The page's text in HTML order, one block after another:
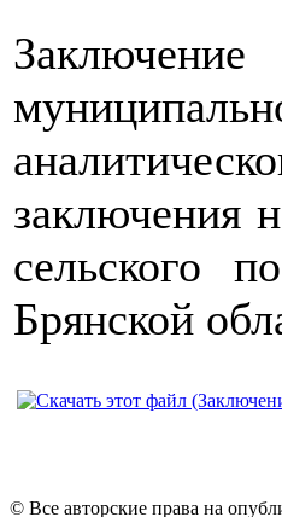
заключения
сельского
Брянской
© Все авторские права на